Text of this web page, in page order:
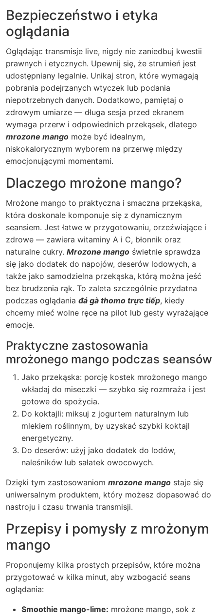
Bezpieczeństwo i etyka
oglądania
Oglądając transmisje live, nigdy nie zaniedbuj kwestii
prawnych i etycznych. Upewnij się, że strumień jest
udostępniany legalnie. Unikaj stron, które wymagają
pobrania podejrzanych wtyczek lub podania
niepotrzebnych danych. Dodatkowo, pamiętaj o
zdrowym umiarze — długa sesja przed ekranem
wymaga przerw i odpowiednich przekąsek, dlatego
mrozone mango może być idealnym,
niskokalorycznym wyborem na przerwę między
emocjonującymi momentami.
Dlaczego mrożone mango?
Mrożone mango to praktyczna i smaczna przekąska,
która doskonale komponuje się z dynamicznym
seansiem. Jest łatwe w przygotowaniu, orzeźwiające i
zdrowe — zawiera witaminy A i C, błonnik oraz
naturalne cukry. Mrozone mango świetnie sprawdza
się jako dodatek do napojów, deserów lodowych, a
także jako samodzielna przekąska, którą można jeść
bez brudzenia rąk. To zaleta szczególnie przydatna
podczas oglądania đá gà thomo trực tiếp, kiedy
chcemy mieć wolne ręce na pilot lub gesty wyrażające
emocje.
Praktyczne zastosowania
mrożonego mango podczas seansów
Jako przekąska: porcję kostek mrożonego mango
wkładaj do miseczki — szybko się rozmraża i jest
gotowe do spożycia.
Do koktajli: miksuj z jogurtem naturalnym lub
mlekiem roślinnym, by uzyskać szybki koktajl
energetyczny.
Do deserów: użyj jako dodatek do lodów,
naleśników lub sałatek owocowych.
Dzięki tym zastosowaniom mrozone mango staje się
uniwersalnym produktem, który możesz dopasować do
nastroju i czasu trwania transmisji.
Przepisy i pomysły z mrożonym
mango
Proponujemy kilka prostych przepisów, które można
przygotować w kilka minut, aby wzbogacić seans
oglądania:
Smoothie mango-lime: mrożone mango, sok z